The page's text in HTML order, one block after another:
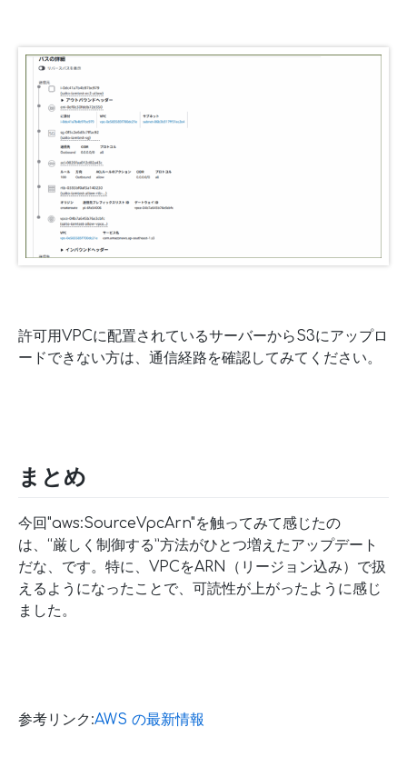
許可用VPCに配置されているサーバーからS3にアップロ
ードできない方は、通信経路を確認してみてください。
まとめ
今回"aws:SourceVpcArn"を触ってみて感じたの
は、“厳しく制御する”方法がひとつ増えたアップデート
だな、です。特に、VPCをARN（リージョン込み）で扱
えるようになったことで、可読性が上がったように感じ
ました。
参考リンク:AWS の最新情報